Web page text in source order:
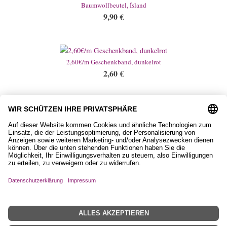
Baumwollbeutel, Ísland
9,90€
2,60€/m Geschenkband, dunkelrot
2,60€
13,90€
AGB
Widerrufsbelehrung